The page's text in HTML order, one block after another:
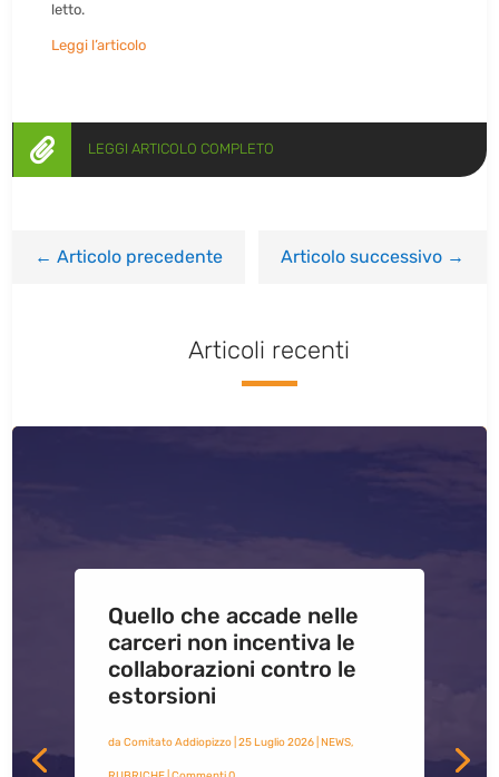
letto.
Leggi l’articolo
 LEGGI ARTICOLO COMPLETO
←Articolo precedente Articolo successivo→
Articoli recenti
Quello che accade nelle
carceri non incentiva le
collaborazioni contro le
estorsioni
da Comitato Addiopizzo| 25 Luglio 2026| NEWS,